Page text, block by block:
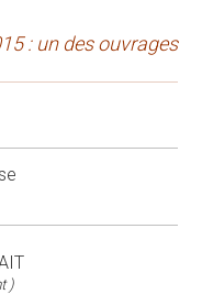
: un des ouvrages
)